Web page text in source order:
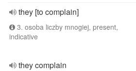
they [to complain]
3. osoba liczby mnogiej, present,
indicative
they complain